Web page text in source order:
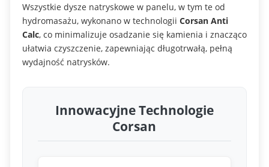
Wszystkie dysze natryskowe w panelu, w tym te od
hydromasażu, wykonano w technologii Corsan Anti
Calc, co minimalizuje osadzanie się kamienia i znacząco
ułatwia czyszczenie, zapewniając długotrwałą, pełną
wydajność natrysków.
Innowacyjne Technologie
Corsan